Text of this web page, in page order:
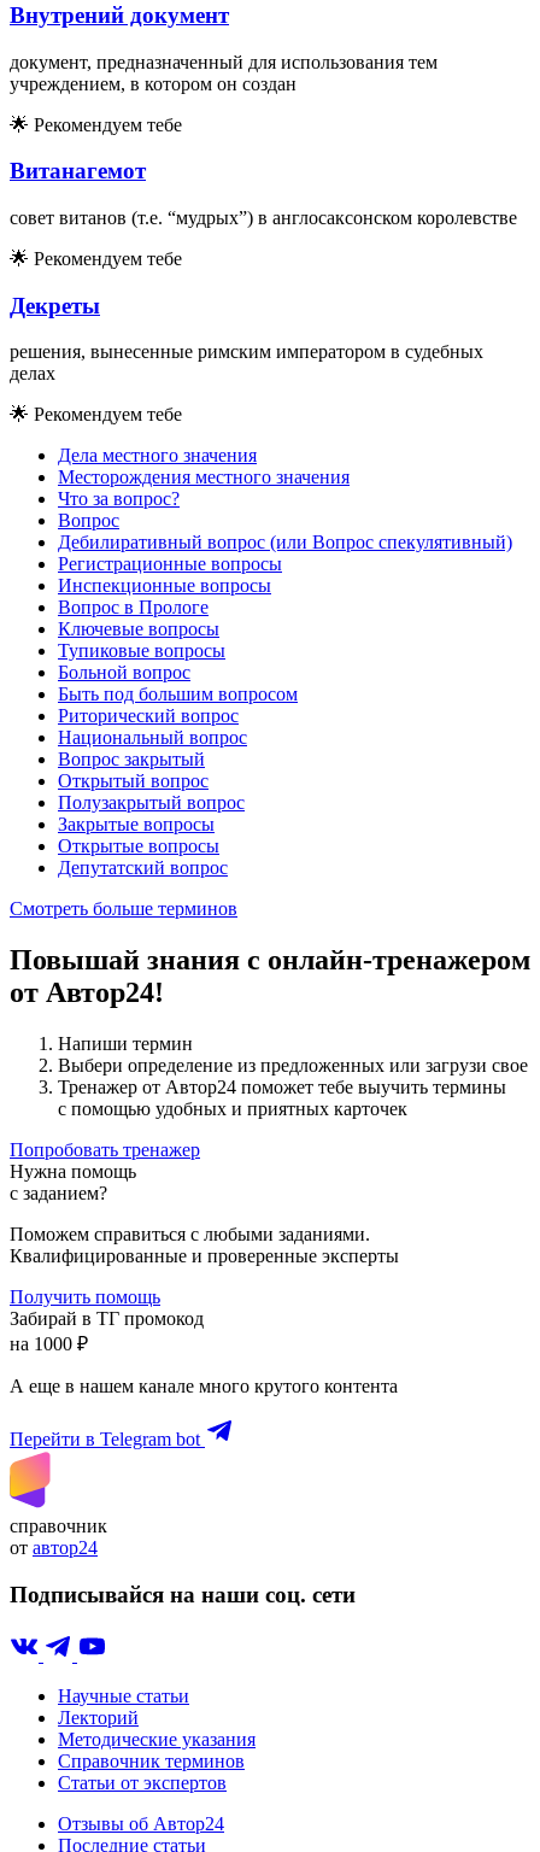
Внутрений документ
документ, предназначенный для использования тем
учреждением, в котором он создан
🌟 Рекомендуем тебе
Витанагемот
совет витанов (т.е. “мудрых”) в англосаксонском королевстве
🌟 Рекомендуем тебе
Декреты
решения, вынесенные римским императором в судебных
делах
🌟 Рекомендуем тебе
Дела местного значения
Месторождения местного значения
Что за вопрос?
Вопрос
Дебилиративный вопрос (или Вопрос спекулятивный)
Регистрационные вопросы
Инспекционные вопросы
Вопрос в Прологе
Ключевые вопросы
Тупиковые вопросы
Больной вопрос
Быть под большим вопросом
Риторический вопрос
Национальный вопрос
Вопрос закрытый
Открытый вопрос
Полузакрытый вопрос
Закрытые вопросы
Открытые вопросы
Депутатский вопрос
Смотреть больше терминов
Повышай знания с онлайн-тренажером
от Автор24!
Напиши термин
Выбери определение из предложенных или загрузи свое
Тренажер от Автор24 поможет тебе выучить термины
с помощью удобных и приятных карточек
Попробовать тренажер
Нужна помощь
с заданием?
Поможем справиться с любыми заданиями.
Квалифицированные и проверенные эксперты
Получить помощь
Забирай в ТГ промокод
на 1000 ₽
А еще в нашем канале много крутого контента
Перейти в Telegram bot
справочник
от автор24
Подписывайся на наши соц. сети
Научные статьи
Лекторий
Методические указания
Справочник терминов
Статьи от экспертов
Отзывы об Автор24
Последние статьи